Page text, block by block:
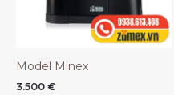
Model Minex
3.500 €